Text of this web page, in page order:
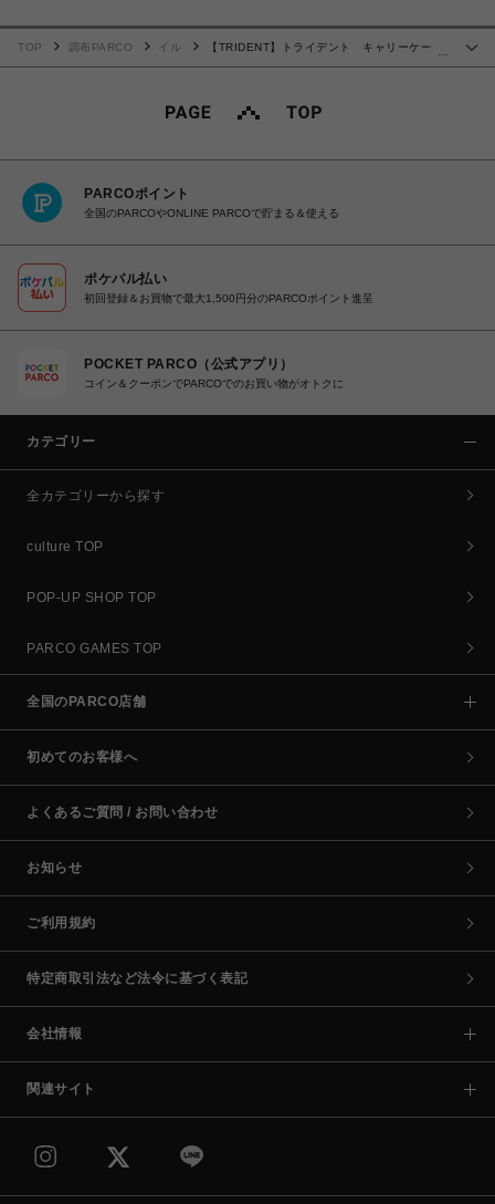
…
TOP 調布PARCO イル
【TRIDENT】トライデント キャリーケー
PARCOポイント
全国のPARCOやONLINE PARCOで貯まる＆使える
ポケパル払い
初回登録＆お買物で最大1,500円分のPARCOポイント進呈
POCKET PARCO（公式アプリ）
コイン＆クーポンでPARCOでのお買い物がオトクに
カテゴリー
全カテゴリーから探す
culture TOP
POP-UP SHOP TOP
PARCO GAMES TOP
全国のPARCO店舗
初めてのお客様へ
よくあるご質問 / お問い合わせ
お知らせ
ご利用規約
特定商取引法など法令に基づく表記
会社情報
関連サイト